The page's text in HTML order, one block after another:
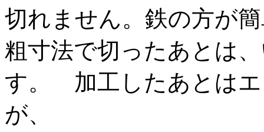
切れません。鉄の方が
粗寸法で切ったあとは
す。 加工したあとは
が、